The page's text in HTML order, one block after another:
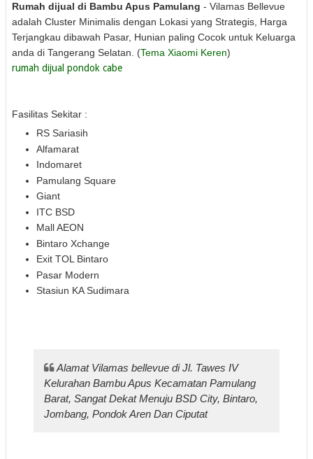
Rumah dijual di Bambu Apus Pamulang - Vilamas Bellevue
adalah Cluster Minimalis dengan Lokasi yang Strategis, Harga
Terjangkau dibawah Pasar, Hunian paling Cocok untuk Keluarga
anda di Tangerang Selatan. (Tema Xiaomi Keren)
rumah dijual pondok cabe
Fasilitas Sekitar :
RS Sariasih
Alfamarat
Indomaret
Pamulang Square
Giant
ITC BSD
Mall AEON
Bintaro Xchange
Exit TOL Bintaro
Pasar Modern
Stasiun KA Sudimara
Alamat Vilamas bellevue di Jl. Tawes IV
Kelurahan Bambu Apus Kecamatan Pamulang
Barat, Sangat Dekat Menuju BSD City, Bintaro,
Jombang, Pondok Aren Dan Ciputat